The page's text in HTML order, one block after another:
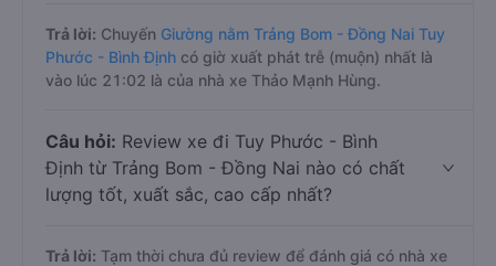
Trả lời: Chuyến Giường nằm Trảng Bom - Đồng Nai Tuy
Phước - Bình Định có giờ xuất phát trễ (muộn) nhất là
vào lúc 21:02 là của nhà xe Thảo Mạnh Hùng.
Câu hỏi: Review xe đi Tuy Phước - Bình
Định từ Trảng Bom - Đồng Nai nào có chất
lượng tốt, xuất sắc, cao cấp nhất?
Trả lời: Tạm thời chưa đủ review để đánh giá có nhà xe